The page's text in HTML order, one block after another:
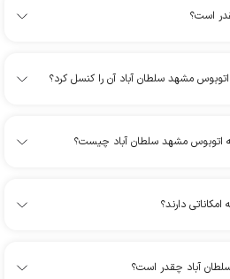
است؟
مشهد سلطان آباد آن را کنسل کرد؟
اتوبوس مشهد سلطان آباد چیست؟
دارند؟
آباد چقدر است؟